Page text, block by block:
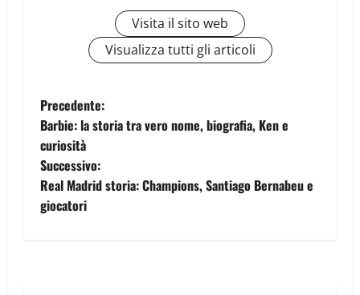
Visita il sito web
Visualizza tutti gli articoli
Precedente:
Barbie: la storia tra vero nome, biografia, Ken e
curiosità
Successivo:
Real Madrid storia: Champions, Santiago Bernabeu e
giocatori